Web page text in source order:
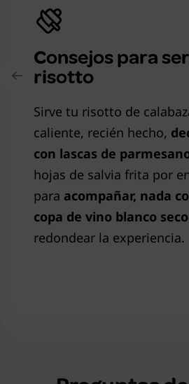
Consejos para
risotto
Sirve tu risotto de
caliente, recién hecho,
con lascas de
hojas de salvia frita por
para acompañar, nada
copa de vino blanco seco
redondear la experiencia.